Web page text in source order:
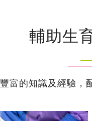
輔助生
富的知識及經驗，